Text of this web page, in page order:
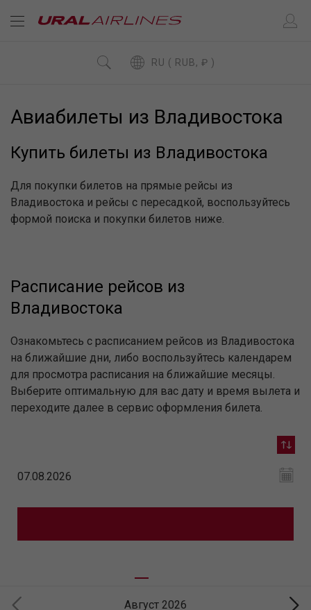
RU ( RUB, ₽ )
Авиабилеты из Владивостока
Купить билеты из Владивостока
Для покупки билетов на прямые рейсы из
Владивостока и рейсы с пересадкой, воспользуйтесь
формой поиска и покупки билетов ниже.
Расписание рейсов из
Владивостока
Ознакомьтесь с расписанием рейсов из Владивостока
на ближайшие дни, либо воспользуйтесь календарем
для просмотра расписания на ближайшие месяцы.
Выберите оптимальную для вас дату и время вылета и
переходите далее в сервис оформления билета.
Август 2026